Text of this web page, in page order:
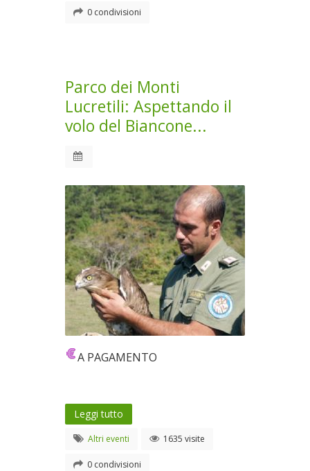
0 condivisioni
Parco dei Monti
Lucretili: Aspettando il
volo del Biancone...
A PAGAMENTO
Leggi tutto
Altri eventi 1635 visite
0 condivisioni